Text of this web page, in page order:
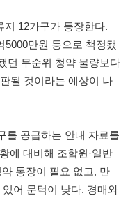
지 12가구가 등장한다.
5000만원 등으로 책정됐
던 무순위 청약 물량보다
될 것이라는 예상이 나
를 공급하는 안내 자료를
에 대비해 조합원·일반
통장이 필요 없고, 만
어 문턱이 낮다. 경매와